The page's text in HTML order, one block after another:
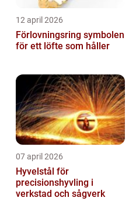
12 april 2026
Förlovningsring symbolen
för ett löfte som håller
07 april 2026
Hyvelstål för
precisionshyvling i
verkstad och sågverk